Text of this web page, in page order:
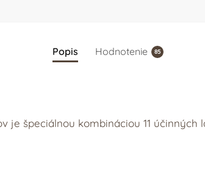
Popis Hodnotenie 85
je špeciálnou kombináciou 11